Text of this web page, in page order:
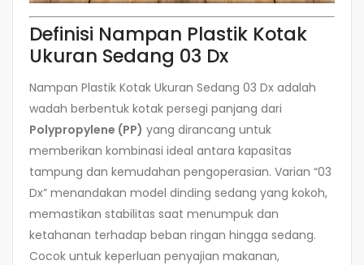
Definisi Nampan Plastik Kotak
Ukuran Sedang 03 Dx
Nampan Plastik Kotak Ukuran Sedang 03 Dx adalah
wadah berbentuk kotak persegi panjang dari
Polypropylene (PP) yang dirancang untuk
memberikan kombinasi ideal antara kapasitas
tampung dan kemudahan pengoperasian. Varian “03
Dx” menandakan model dinding sedang yang kokoh,
memastikan stabilitas saat menumpuk dan
ketahanan terhadap beban ringan hingga sedang.
Cocok untuk keperluan penyajian makanan,